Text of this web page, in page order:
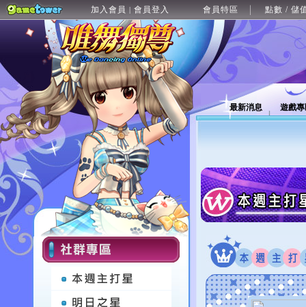
加入會員 | 會員登入 會員特區 點數 / 儲
最新消息 遊戲